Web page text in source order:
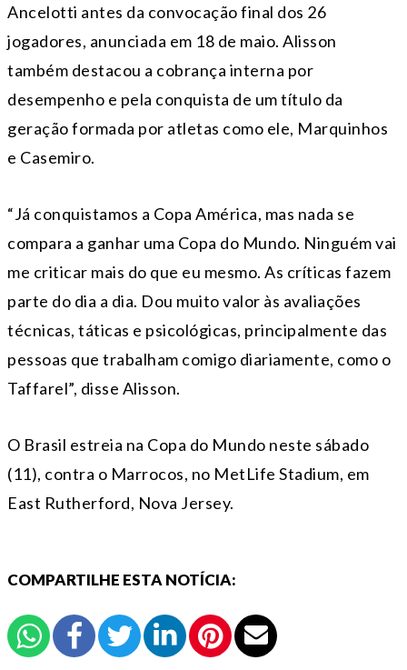
Ancelotti antes da convocação final dos 26
jogadores, anunciada em 18 de maio. Alisson
também destacou a cobrança interna por
desempenho e pela conquista de um título da
geração formada por atletas como ele, Marquinhos
e Casemiro.
“Já conquistamos a Copa América, mas nada se
compara a ganhar uma Copa do Mundo. Ninguém vai
me criticar mais do que eu mesmo. As críticas fazem
parte do dia a dia. Dou muito valor às avaliações
técnicas, táticas e psicológicas, principalmente das
pessoas que trabalham comigo diariamente, como o
Taffarel”, disse Alisson.
O Brasil estreia na Copa do Mundo neste sábado
(11), contra o Marrocos, no MetLife Stadium, em
East Rutherford, Nova Jersey.
COMPARTILHE ESTA NOTÍCIA: